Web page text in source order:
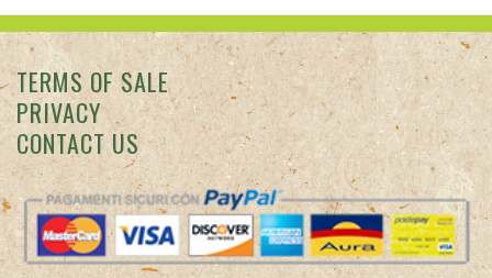
TERMS OF SALE
PRIVACY
CONTACT US